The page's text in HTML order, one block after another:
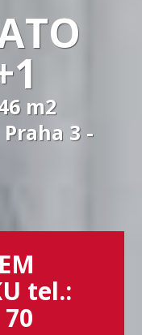
m2
3 -
tel.: